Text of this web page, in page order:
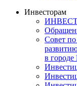
Инвесторам
Совет
в городе